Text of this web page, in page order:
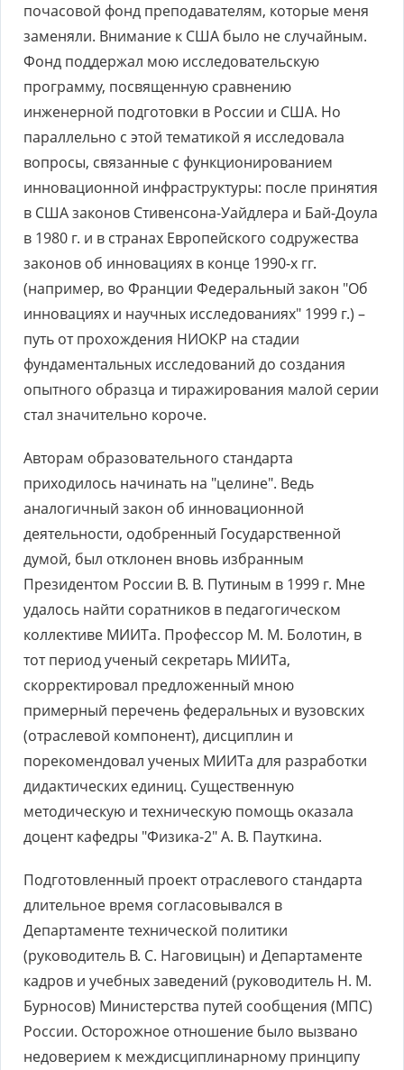
почасовой фонд преподавателям, которые меня
заменяли. Внимание к США было не случайным.
Фонд поддержал мою исследовательскую
программу, посвященную сравнению
инженерной подготовки в России и США. Но
параллельно с этой тематикой я исследовала
вопросы, связанные с функционированием
инновационной инфраструктуры: после принятия
в США законов Стивенсона-Уайдлера и Бай-Доула
в 1980 г. и в странах Европейского содружества
законов об инновациях в конце 1990-х гг.
(например, во Франции Федеральный закон "Об
инновациях и научных исследованиях" 1999 г.) –
путь от прохождения НИОКР на стадии
фундаментальных исследований до создания
опытного образца и тиражирования малой серии
стал значительно короче.
Авторам образовательного стандарта
приходилось начинать на "целине". Ведь
аналогичный закон об инновационной
деятельности, одобренный Государственной
думой, был отклонен вновь избранным
Президентом России В. В. Путиным в 1999 г. Мне
удалось найти соратников в педагогическом
коллективе МИИТа. Профессор М. М. Болотин, в
тот период ученый секретарь МИИТа,
скорректировал предложенный мною
примерный перечень федеральных и вузовских
(отраслевой компонент), дисциплин и
порекомендовал ученых МИИТа для разработки
дидактических единиц. Существенную
методическую и техническую помощь оказала
доцент кафедры "Физика-2" А. В. Пауткина.
Подготовленный проект отраслевого стандарта
длительное время согласовывался в
Департаменте технической политики
(руководитель В. С. Наговицын) и Департаменте
кадров и учебных заведений (руководитель Н. М.
Бурносов) Министерства путей сообщения (МПС)
России. Осторожное отношение было вызвано
недоверием к междисциплинарному принципу